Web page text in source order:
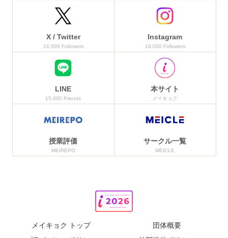
X / Twitter
16,500 Followers
Instagram
16,000 Followers
LINE
15,000 Friends
本サイト
メイキョク
授業評価
MEIREPO
サークル一覧
MEICLE
メイキョク トップ
団体概要